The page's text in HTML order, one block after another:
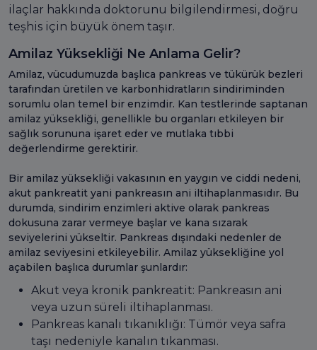
ilaçlar hakkında doktorunu bilgilendirmesi, doğru
teşhis için büyük önem taşır.
Amilaz Yüksekliği Ne Anlama Gelir?
Amilaz, vücudumuzda başlıca pankreas ve tükürük bezleri
tarafından üretilen ve karbonhidratların sindiriminden
sorumlu olan temel bir enzimdir. Kan testlerinde saptanan
amilaz yüksekliği, genellikle bu organları etkileyen bir
sağlık sorununa işaret eder ve mutlaka tıbbi
değerlendirme gerektirir.
Bir amilaz yüksekliği vakasının en yaygın ve ciddi nedeni,
akut pankreatit yani pankreasın ani iltihaplanmasıdır. Bu
durumda, sindirim enzimleri aktive olarak pankreas
dokusuna zarar vermeye başlar ve kana sızarak
seviyelerini yükseltir. Pankreas dışındaki nedenler de
amilaz seviyesini etkileyebilir. Amilaz yüksekliğine yol
açabilen başlıca durumlar şunlardır:
Akut veya kronik pankreatit: Pankreasın ani
veya uzun süreli iltihaplanması.
Pankreas kanalı tıkanıklığı: Tümör veya safra
taşı nedeniyle kanalın tıkanması.